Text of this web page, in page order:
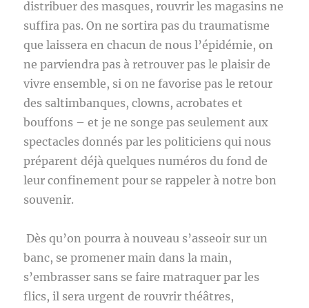
distribuer des masques, rouvrir les magasins ne
suffira pas. On ne sortira pas du traumatisme
que laissera en chacun de nous l’épidémie, on
ne parviendra pas à retrouver pas le plaisir de
vivre ensemble, si on ne favorise pas le retour
des saltimbanques, clowns, acrobates et
bouffons – et je ne songe pas seulement aux
spectacles donnés par les politiciens qui nous
préparent déjà quelques numéros du fond de
leur confinement pour se rappeler à notre bon
souvenir.
Dès qu’on pourra à nouveau s’asseoir sur un
banc, se promener main dans la main,
s’embrasser sans se faire matraquer par les
flics, il sera urgent de rouvrir théâtres,